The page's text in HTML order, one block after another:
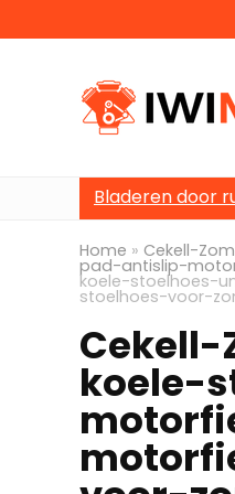
Bladeren door
Home » Cekell-
pad-antislip-
koele-stoelhoes-
stoelhoes-voor-
koele-